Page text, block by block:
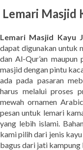
Lemari Masjid
Lemari Masjid Kayu
dapat digunakan untuk
dan Al-Qur’an
masjid dengan pintu
ada pada pasaran
harus melalui proses
mewah ornamen
pesan untuk lemari
yang lebih islami.
kami pilih dari jenis
bagus dari jati kampung